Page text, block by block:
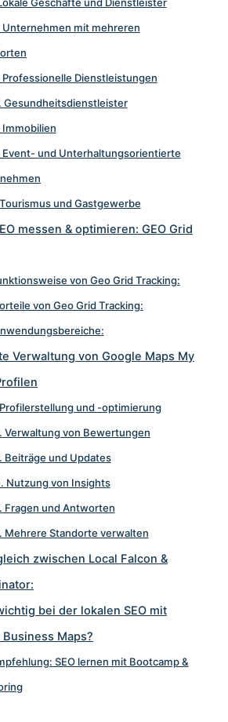
Unternehmen mit mehreren
Professionelle Dienstleistungen
Gesundheitsdienstleister
Immobilien
Event- und Unterhaltungsorientierte
und Gastgewerbe
messen & optimieren: GEO Grid
von Geo Grid Tracking:
von Geo Grid Tracking:
Verwaltung von Google Maps My
Profilerstellung und -optimierung
Verwaltung von Bewertungen
Beiträge und Updates
Nutzung von Insights
Fragen und Antworten
Mehrere Standorte verwalten
zwischen Local Falcon &
bei der lokalen SEO mit
Maps?
SEO lernen mit Bootcamp &